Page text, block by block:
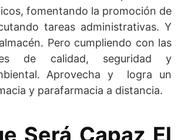
fomentando la promoción de
tareas administrativas. Y
Pero cumpliendo con las
de calidad, seguridad y
Aprovecha y logra un
y parafarmacia a distancia.
Será Capaz El